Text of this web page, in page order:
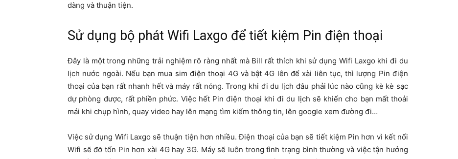
dàng và thuận tiện.
Sử dụng bộ phát Wifi Laxgo để tiết kiệm Pin điện thoại
Đây là một trong những trải nghiệm rõ ràng nhất mà Bill rất thích khi sử dụng Wifi Laxgo khi đi du
lịch nước ngoài. Nếu bạn mua sim điện thoại 4G và bật 4G lên để xài liên tục, thì lượng Pin điện
thoại của bạn rất nhanh hết và máy rất nóng. Trong khi đi du lịch đâu phải lúc nào cũng kè kè sạc
dự phòng được, rất phiền phức. Việc hết Pin điện thoại khi đi du lịch sẽ khiến cho bạn mất thoải
mái khi chụp hình, quay video hay lên mạng tìm kiếm thông tin, lên google xem đường đi…
Việc sử dụng Wifi Laxgo sẽ thuận tiện hơn nhiều. Điện thoại của bạn sẽ tiết kiệm Pin hơn vì kết nối
Wifi sẽ đỡ tốn Pin hơn xài 4G hay 3G. Máy sẽ luôn trong tình trạng bình thường và việc tận hưởng